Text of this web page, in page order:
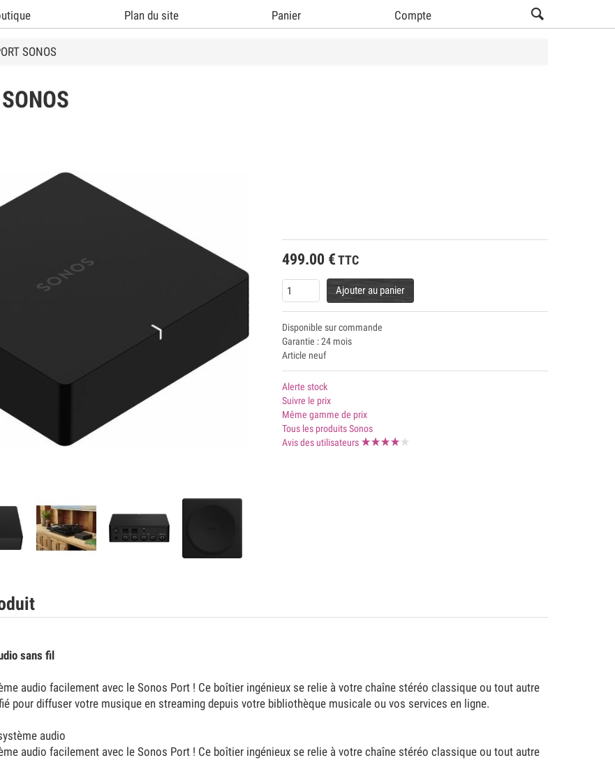
Plan du site Panier Compte
SONOS
499.00 € TTC
Ajouter au panier
Disponible sur commande
Garantie : 24 mois
Article neuf
Alerte stock
Suivre le prix
Même gamme de prix
Tous les produits Sonos
Avis des utilisateurs  
sans fil
audio facilement avec le Sonos Port ! Ce boîtier ingénieux se relie à votre chaîne stéréo classique ou tout autre
pour diffuser votre musique en streaming depuis votre bibliothèque musicale ou vos services en ligne.
audio
audio facilement avec le Sonos Port ! Ce boîtier ingénieux se relie à votre chaîne stéréo classique ou tout autre